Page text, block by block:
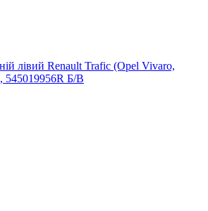
лівий Renault Trafic (Opel Vivaro,
545019956R Б/В